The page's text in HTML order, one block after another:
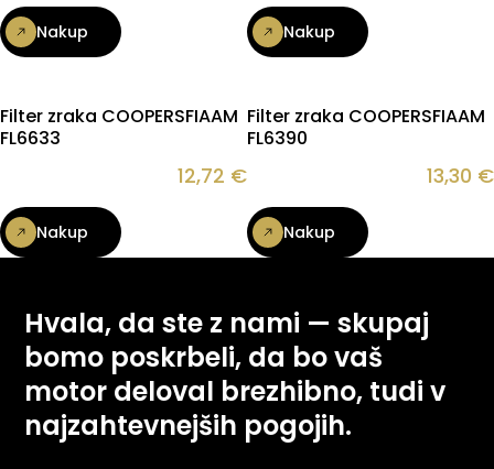
Nakup Nakup
Filter zraka COOPERSFIAAM
FL6633
12,72 €
Nakup
Filter zraka COOPERSFIAAM
FL6390
13,30 €
Nakup
Hvala, da ste z nami — skupaj
bomo poskrbeli, da bo vaš
motor deloval brezhibno, tudi v
najzahtevnejših pogojih.